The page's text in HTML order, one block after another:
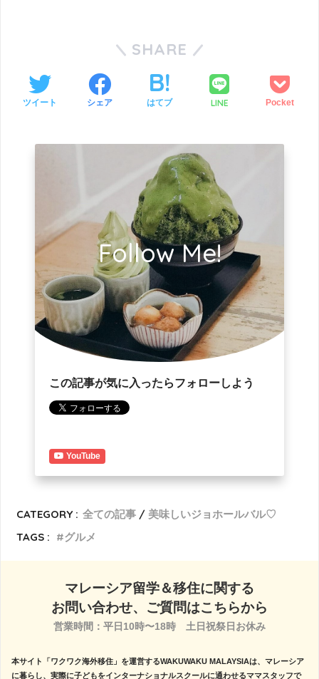
SHARE
ツイート シェア はてブ LINE Pocket
Follow Me!
この記事が気に入ったらフォローしよう
YouTube
CATEGORY : 全ての記事
美味しいジョホールバル♡
TAGS :
グルメ
マレーシア留学＆移住に関する
お問い合わせ、ご質問はこちらから
営業時間：平日10時〜18時　土日祝祭日お休み
本サイト「ワクワク海外移住」を運営するWAKUWAKU MALAYSIAは、マレーシア
に暮らし、実際に子どもをインターナショナルスクールに通わせるママスタッフで